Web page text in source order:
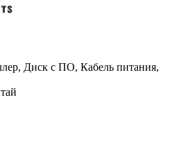
Диск с ПО, Кабель питания,